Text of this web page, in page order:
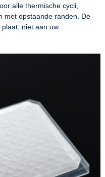
alle thermische cycli,
met opstaande randen. De
niet aan uw